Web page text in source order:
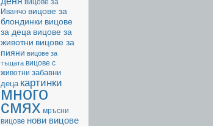
вицове за
Иванчо вицове за
блондинки вицове
за деца вицове за
животни вицове за
пияни вицове за
тъщата вицове с
животни забавни
деца картинки
много
смях мръсни
вицове нови вицове